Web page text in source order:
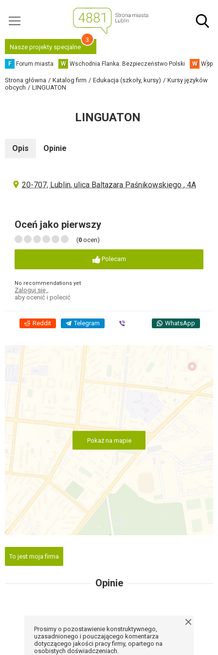
Nasze projekty specjalne
3
F Forum miasta W Wschodnia Flanka: Bezpieczeństwo Polski W
Strona główna Katalog firm Edukacja (szkoły, kursy)
Kursy języków
obcych
LINGUATON
LINGUATON
Opis Opinie
20-707, Lublin, ulica Baltazara Paśnikowskiego , 4A
Oceń jako pierwszy
(0 ocen)
Polecam
No recommendations yet
Zaloguj się
aby ocenić i polecić
Reddit Telegram WhatsApp
Pokaż na mapie
To jest moja firma
Opinie
Prosimy o pozostawienie konstruktywnego,
uzasadnionego i pouczającego komentarza
dotyczącego jakości pracy firmy, opartego na
osobistych doświadczeniach.